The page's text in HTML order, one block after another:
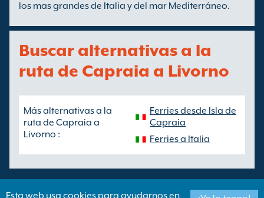
los mas grandes de Italia y del mar Mediterráneo.
Buscar alternativas a la
ruta de Capraia a Livorno
Más alternativas a la
ruta de Capraia a
Livorno :
Ferries desde Isla de
Capraia
Ferries a Italia
Esta web usa cookies para ayudarnos en